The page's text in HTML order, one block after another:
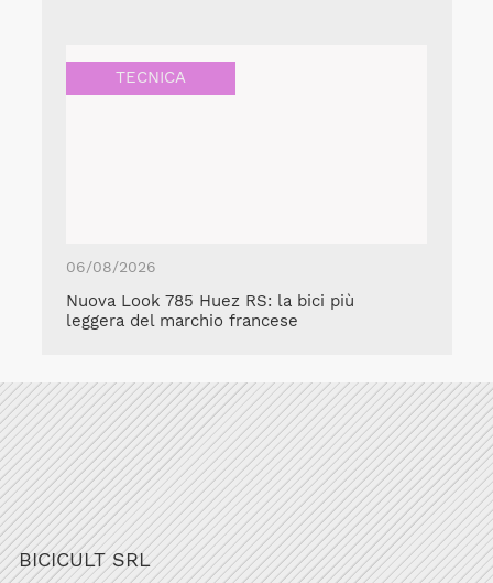
TECNICA
06/08/2026
Nuova Look 785 Huez RS: la bici più
leggera del marchio francese
BICICULT SRL